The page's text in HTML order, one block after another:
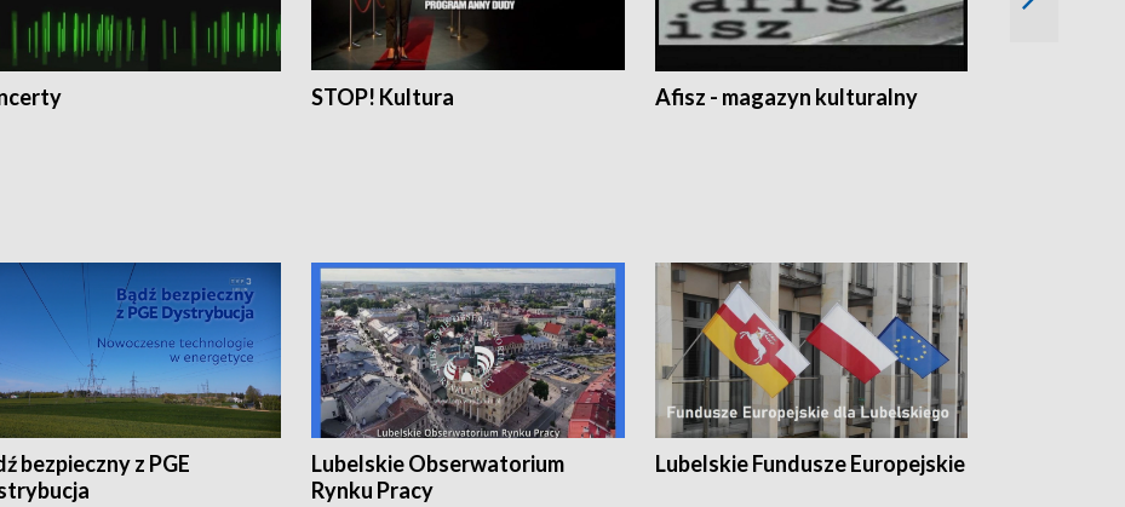
STOP! Kultura Afisz - magazyn kulturalny
bezpieczny z PGE
Lubelskie Obserwatorium
Rynku Pracy
Lubelskie Fundusze Europejskie